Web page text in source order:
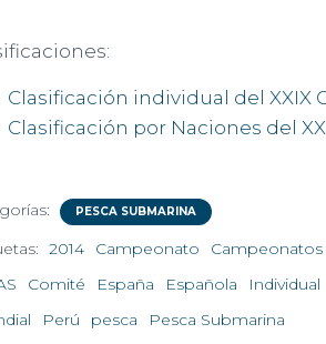
Clasificación individual del XXIX
Clasificación por Naciones del
PESCA SUBMARINA
2014 Campeonato
Campeonatos
Comité España Española
Individual
Perú pesca
Pesca Submarina